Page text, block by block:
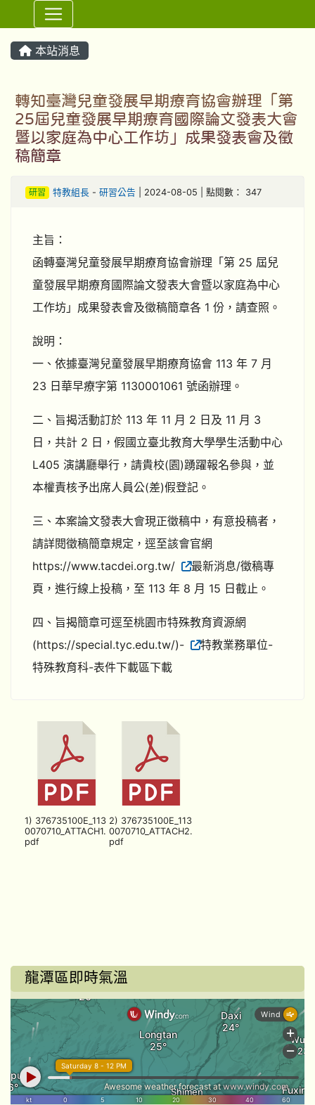
⏸
本站消息
轉知臺灣兒童發展早期療育協會辦理「第
25屆兒童發展早期療育國際論文發表大會
暨以家庭為中心工作坊」成果發表會及徵
稿簡章
研習 特教組長- 研習公告 | 2024-08-05 | 點閱數： 347
主旨：
函轉臺灣兒童發展早期療育協會辦理「第 25 屆兒
童發展早期療育國際論文發表大會暨以家庭為中心
工作坊」成果發表會及徵稿簡章各 1 份，請查照。
說明：
一、依據臺灣兒童發展早期療育協會 113 年 7 月
23 日華早療字第 1130001061 號函辦理。
二、旨揭活動訂於 113 年 11 月 2 日及 11 月 3
日，共計 2 日，假國立臺北教育大學學生活動中心
L405 演講廳舉行，請貴校(園)踴躍報名參與，並
本權責核予出席人員公(差)假登記。
三、本案論文發表大會現正徵稿中，有意投稿者，
請詳閱徵稿簡章規定，逕至該會官網
https://www.tacdei.org.tw/
最新消息/徵稿專
頁，進行線上投稿，至 113 年 8 月 15 日截止。
四、旨揭簡章可逕至桃園市特殊教育資源網
(https://special.tyc.edu.tw/)-
特教業務單位-
特殊教育科-表件下載區下載
1) 376735100E_113
0070710_ATTACH1.
pdf
2) 376735100E_113
0070710_ATTACH2.
pdf
龍潭區即時氣溫